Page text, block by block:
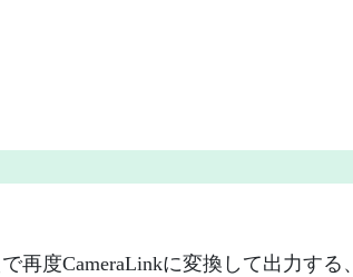
再度CameraLinkに変換して出力する、